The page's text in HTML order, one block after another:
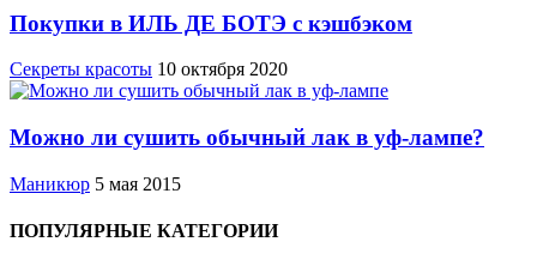
Покупки в ИЛЬ ДЕ БОТЭ с кэшбэком
Секреты красоты 10 октября 2020
Можно ли сушить обычный лак в уф-лампе?
Маникюр 5 мая 2015
ПОПУЛЯРНЫЕ КАТЕГОРИИ